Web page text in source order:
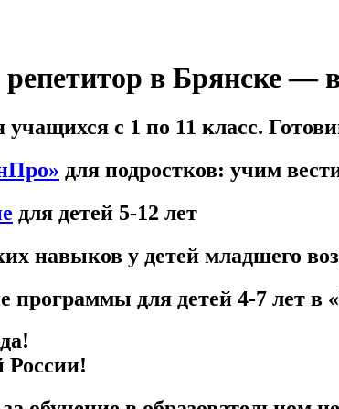
в Брянске —
учащихся с 1 по 11 класс.
для подростков: учим
для детей 5-12 лет
навыков у детей младшего
для детей 4-7 лет в
России!